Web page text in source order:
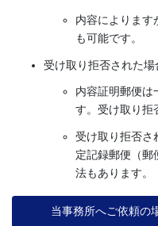
内容によります
も可能です。
受け取り拒否された場
内容証明郵便は
す。受け取り拒
受け取り拒否さ
定記録郵便（郵
法もあります。
当事務所へご依頼の